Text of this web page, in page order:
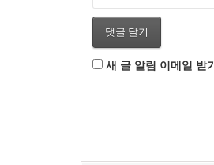
새 글 알림 이메일 받기